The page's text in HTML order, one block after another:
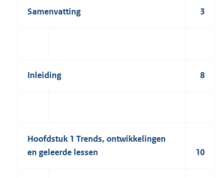
Samenvatting 3
Inleiding 8
Hoofdstuk 1 Trends, ontwikkelingen
en geleerde lessen
10